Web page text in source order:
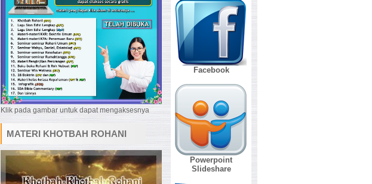
Klik pada gambar untuk dapat mengaksesnya
MATERI KHOTBAH ROHANI
Facebook
Powerpoint
Slideshare